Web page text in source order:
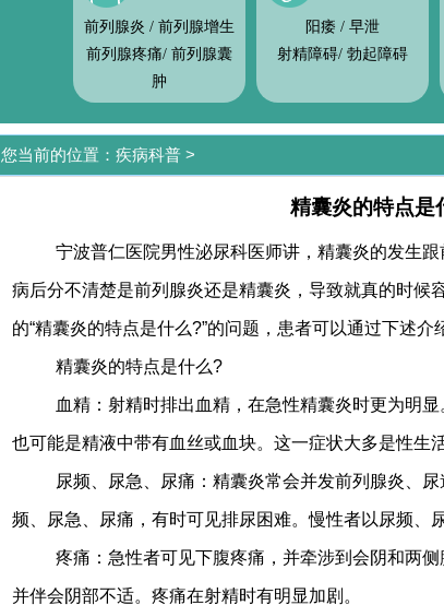
前列腺炎 / 前列腺增生
前列腺疼痛/ 前列腺囊
肿
阳痿 / 早泄
射精障碍/ 勃起障碍
您当前的位置： 疾病科普 >
精囊炎的特点是
宁波普仁医院男性泌尿科医师讲，精囊炎的发生
病后分不清楚是前列腺炎还是精囊炎，导致就真的时候
的“精囊炎的特点是什么?”的问题，患者可以通过下述介
精囊炎的特点是什么?
血精：射精时排出血精，在急性精囊炎时更为明
也可能是精液中带有血丝或血块。这一症状大多是性生
尿频、尿急、尿痛：精囊炎常会并发前列腺炎、
频、尿急、尿痛，有时可见排尿困难。慢性者以尿频、
疼痛：急性者可见下腹疼痛，并牵涉到会阴和两
并伴会阴部不适。疼痛在射精时有明显加剧。